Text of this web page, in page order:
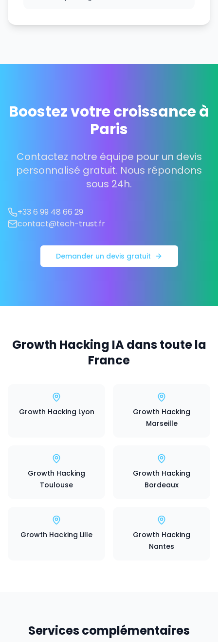
Boostez votre croissance à
Paris
Contactez notre équipe pour un devis
personnalisé gratuit. Nous répondons
sous 24h.
+33 6 99 48 66 29
contact@tech-trust.fr
Demander un devis gratuit
Growth Hacking IA dans toute la
France
Growth Hacking Lyon
Growth Hacking
Marseille
Growth Hacking
Toulouse
Growth Hacking
Bordeaux
Growth Hacking Lille
Growth Hacking
Nantes
Services complémentaires